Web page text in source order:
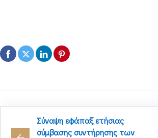
Σύναψη εφάπαξ ετήσιας
σύμβασης συντήρησης των